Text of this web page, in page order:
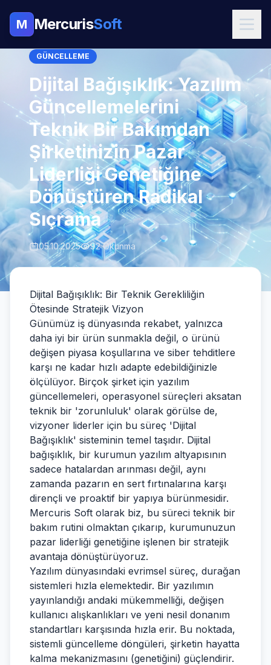
M MercurisSoft
GÜNCELLEME
Dijital Bağışıklık: Yazılım
Güncellemelerini
Teknik Bir Bakımdan
Şirketinizin Pazar
Liderliği Genetiğine
Dönüştüren Radikal
Sıçrama
05.10.2025 92 Okunma
Dijital Bağışıklık: Bir Teknik Gerekliliğin
Ötesinde Stratejik Vizyon
Günümüz iş dünyasında rekabet, yalnızca
daha iyi bir ürün sunmakla değil, o ürünü
değişen piyasa koşullarına ve siber tehditlere
karşı ne kadar hızlı adapte edebildiğinizle
ölçülüyor. Birçok şirket için yazılım
güncellemeleri, operasyonel süreçleri aksatan
teknik bir 'zorunluluk' olarak görülse de,
vizyoner liderler için bu süreç 'Dijital
Bağışıklık' sisteminin temel taşıdır. Dijital
bağışıklık, bir kurumun yazılım altyapısının
sadece hatalardan arınması değil, aynı
zamanda pazarın en sert fırtınalarına karşı
dirençli ve proaktif bir yapıya bürünmesidir.
Mercuris Soft olarak biz, bu süreci teknik bir
bakım rutini olmaktan çıkarıp, kurumunuzun
pazar liderliği genetiğine işlenen bir stratejik
avantaja dönüştürüyoruz.
Yazılım dünyasındaki evrimsel süreç, durağan
sistemleri hızla elemektedir. Bir yazılımın
yayınlandığı andaki mükemmelliği, değişen
kullanıcı alışkanlıkları ve yeni nesil donanım
standartları karşısında hızla erir. Bu noktada,
sistemli güncelleme döngüleri, şirketin hayatta
kalma mekanizmasını (genetiğini) güçlendirir.